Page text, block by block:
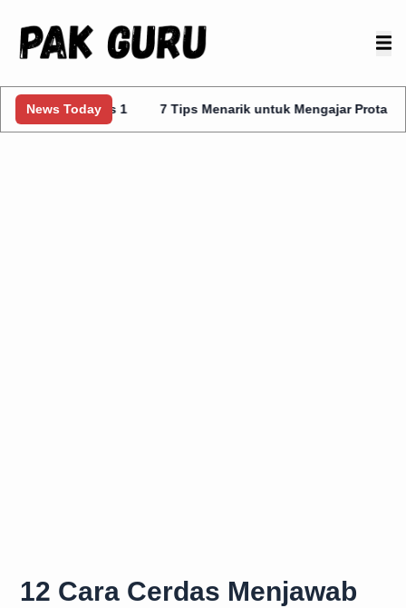
News Today
Kelas 1 7 Tips Menarik untuk Mengajar Prota Kurmer Kelas
12 Cara Cerdas Menjawab